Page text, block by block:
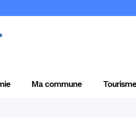
Ma commune